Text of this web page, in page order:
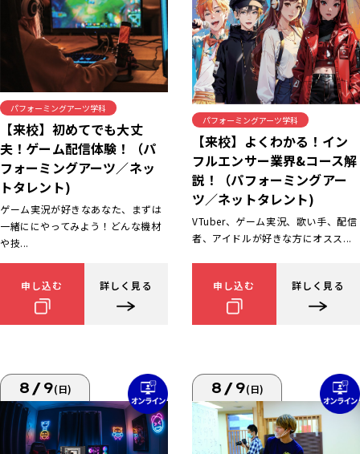
パフォーミングアーツ学科
【来校】初めてでも大丈
夫！ゲーム配信体験！（パ
フォーミングアーツ／ネッ
トタレント)
ゲーム実況が好きなあなた、まずは
一緒ににやってみよう！どんな機材
や技...
申し込む 詳しく見る
パフォーミングアーツ学科
【来校】よくわかる！イン
フルエンサー業界&コース解
説！（パフォーミングアー
ツ／ネットタレント)
VTuber、ゲーム実況、歌い手、配信
者、アイドルが好きな方にオスス...
申し込む 詳しく見る
8/9(日) 8/9(日)